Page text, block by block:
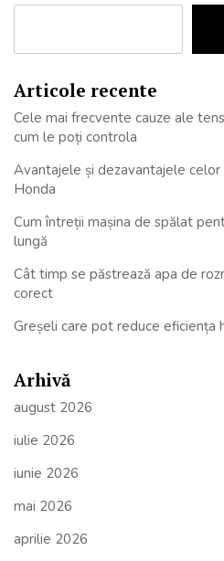
Articole recente
Cele mai frecvente cauze ale
cum le poți controla
Avantajele și dezavantajele
Honda
Cum întreții mașina de spălat
lungă
Cât timp se păstrează apa de
corect
Greșeli care pot reduce eficiența
Arhivă
august 2026
iulie 2026
iunie 2026
mai 2026
aprilie 2026